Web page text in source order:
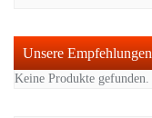
Unsere Empfehlungen
Keine Produkte gefunden.